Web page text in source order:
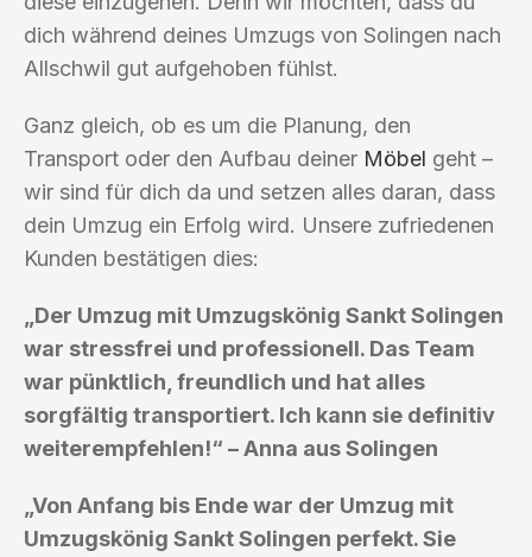
dich während deines Umzugs von Solingen nach
Allschwil gut aufgehoben fühlst.
Ganz gleich, ob es um die Planung, den
Transport oder den Aufbau deiner Möbel geht –
wir sind für dich da und setzen alles daran, dass
dein Umzug ein Erfolg wird. Unsere zufriedenen
Kunden bestätigen dies:
„Der Umzug mit Umzugskönig Sankt Solingen
war stressfrei und professionell. Das Team
war pünktlich, freundlich und hat alles
sorgfältig transportiert. Ich kann sie definitiv
weiterempfehlen!“ – Anna aus Solingen
„Von Anfang bis Ende war der Umzug mit
Umzugskönig Sankt Solingen perfekt. Sie